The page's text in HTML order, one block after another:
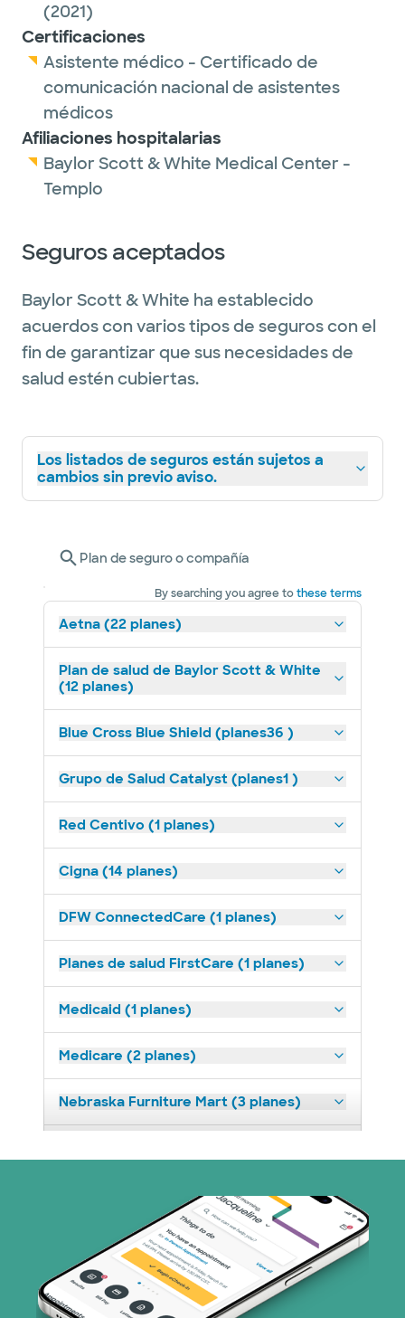
(2021)
Certificaciones
Asistente médico - Certificado de
comunicación nacional de asistentes
médicos
Afiliaciones hospitalarias
Baylor Scott & White Medical Center -
Templo
Seguros aceptados
Baylor Scott & White ha establecido
acuerdos con varios tipos de seguros con el
fin de garantizar que sus necesidades de
salud estén cubiertas.
Los listados de seguros están sujetos a
cambios sin previo aviso.
Plan de seguro o compañía
By searching you agree tothese terms
Aetna (22 planes)
Plan de salud de Baylor Scott & White
(12 planes)
Blue Cross Blue Shield (planes36 )
Grupo de Salud Catalyst (planes1 )
Red Centivo (1 planes)
Cigna (14 planes)
DFW ConnectedCare (1 planes)
Planes de salud FirstCare (1 planes)
Medicaid (1 planes)
Medicare (2 planes)
Nebraska Furniture Mart (3 planes)
Plan de Salud Superior (19 planes)
Tricare (3 planes)
TriWest HealthCare (1 planes)